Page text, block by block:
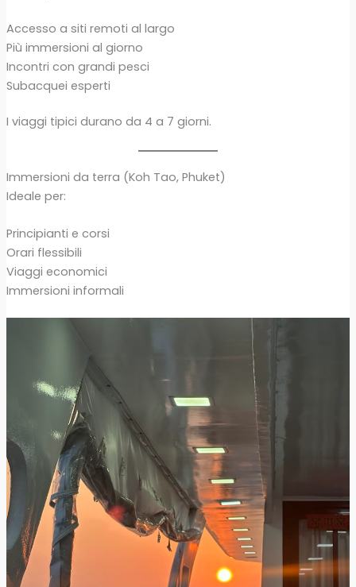
Accesso a siti remoti al largo
Più immersioni al giorno
Incontri con grandi pesci
Subacquei esperti
I viaggi tipici durano da 4 a 7 giorni.
Immersioni da terra (Koh Tao, Phuket)
Ideale per:
Principianti e corsi
Orari flessibili
Viaggi economici
Immersioni informali